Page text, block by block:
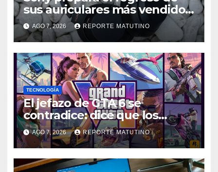
sus auriculares más vendidos,
ahora más baratos
AGO 7, 2026 REPORTE MATUTINO
TECNOLOGÍA
El jefazo de GTA 6 se
contradice: dice que los
discos ya no tienen sentido,
pero no descarta una versión
en físico
AGO 7, 2026 REPORTE MATUTINO